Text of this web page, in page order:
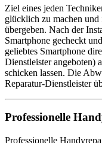
Ziel eines jeden
glücklich zu machen und
übergeben. Nach der
Smartphone gecheckt
geliebtes Smartphone
Dienstleister angeboten)
schicken lassen. Die
Reparatur-Dienstleister
Professionelle
Professionelle